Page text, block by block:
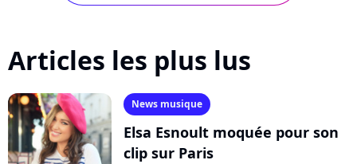
Articles les plus lus
News musique
Elsa Esnoult moquée pour son
clip sur Paris